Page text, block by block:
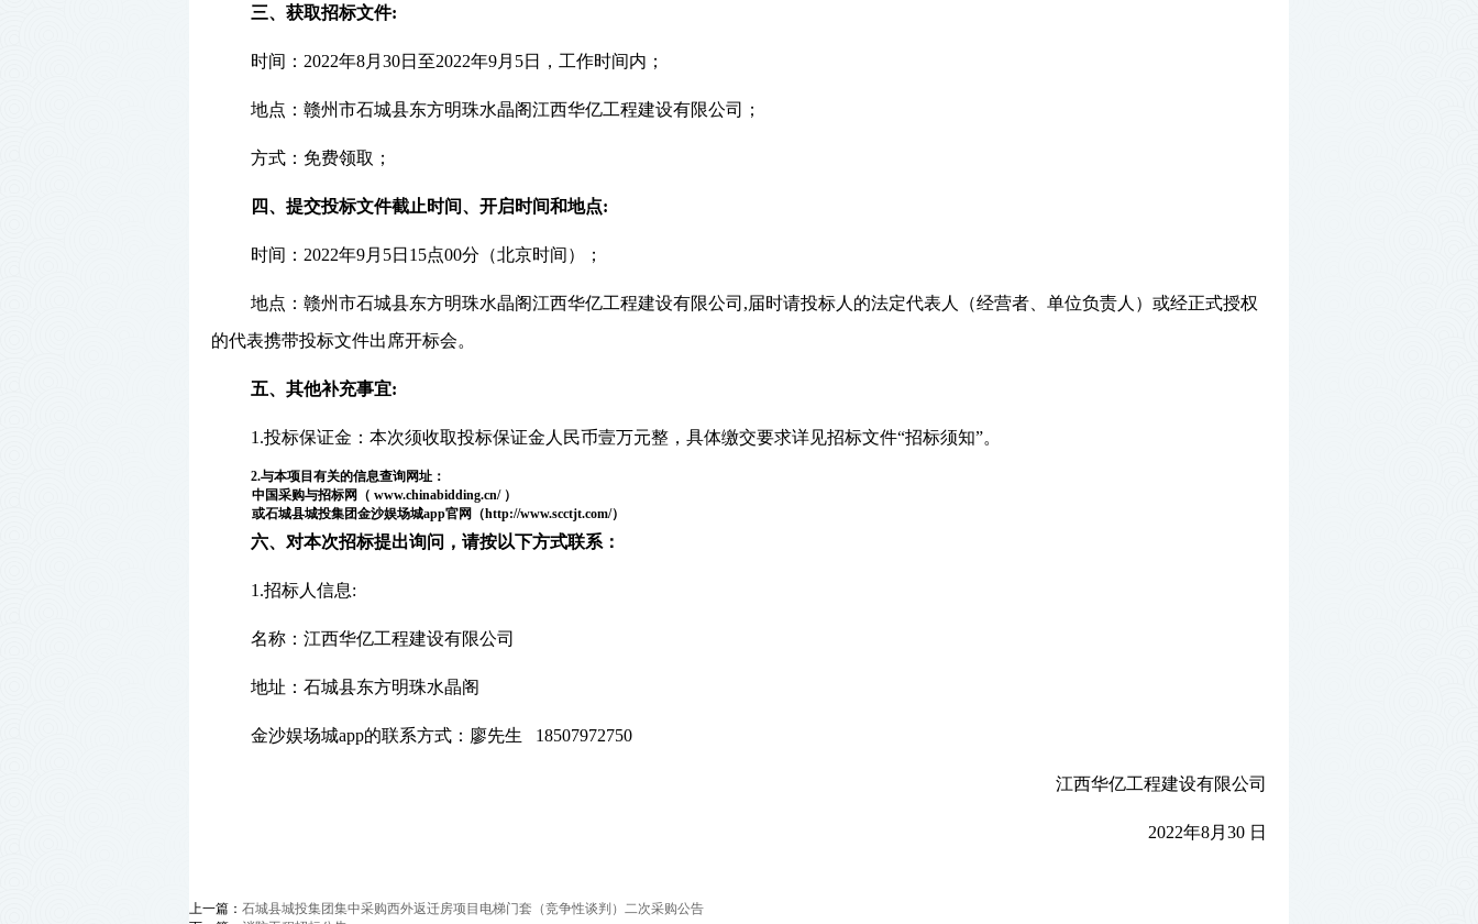
三、获取招标文件:
时间： 2022年8月30日至2022年9月5日，工作时间内；
地点：赣州市石城县东方明珠水晶阁江西华亿工程建设有限公司；
方式：免费领取；
四、提交投标文件截止时间、开启时间和地点:
时间： 2022年9月5日15点00分（北京时间）；
地点：赣州市石城县东方明珠水晶阁江西华亿工程建设有限公司,届时请投标人的法定代表人（经营者、单位负责人）或经正式授权
的代表携带投标文件出席开标会。
五、其他补充事宜:
1.投标保证金：本次须收取投标保证金人民币壹万元整，具体缴交要求详见招标文件“招标须知”。
2.与本项目有关的信息查询网址：
中国采购与招标网（ www.chinabidding.cn/ ）
或石城县城投集团金沙娱场城app官网（http://www.scctjt.com/）
六、对本次招标提出询问，请按以下方式联系：
1.招标人信息:
名称：江西华亿工程建设有限公司
地址：石城县东方明珠水晶阁
金沙娱场城app的联系方式：廖先生 18507972750
江西华亿工程建设有限公司
2022年8月30 日
上一篇： 石城县城投集团集中采购西外返迁房项目电梯门套（竞争性谈判）二次采购公告